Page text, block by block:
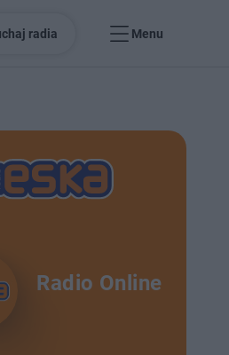
radia Menu
Radio Online